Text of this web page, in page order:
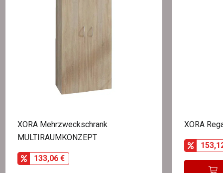
XORA Mehrzweckschrank
MULTIRAUMKONZEPT
133,06 €
XORA